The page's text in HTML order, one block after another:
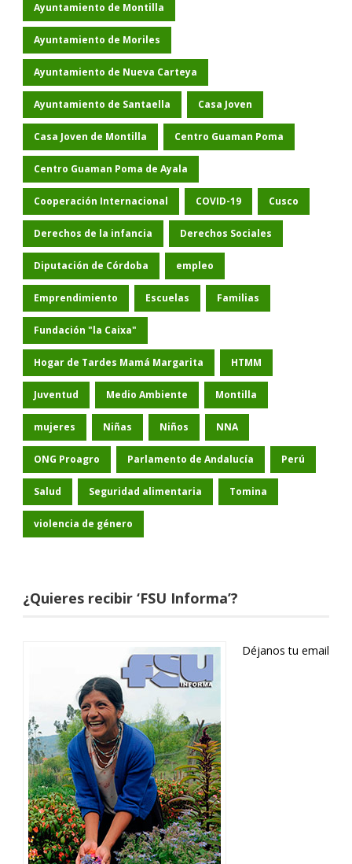
Ayuntamiento de Montilla
Ayuntamiento de Moriles
Ayuntamiento de Nueva Carteya
Ayuntamiento de Santaella Casa Joven
Casa Joven de Montilla Centro Guaman Poma
Centro Guaman Poma de Ayala
Cooperación Internacional COVID-19 Cusco
Derechos de la infancia Derechos Sociales
Diputación de Córdoba empleo
Emprendimiento Escuelas Familias
Fundación "la Caixa"
Hogar de Tardes Mamá Margarita HTMM
Juventud Medio Ambiente Montilla
mujeres Niñas Niños NNA
ONG Proagro Parlamento de Andalucía Perú
Salud Seguridad alimentaria Tomina
violencia de género
¿Quieres recibir ‘FSU Informa’?
Déjanos tu email